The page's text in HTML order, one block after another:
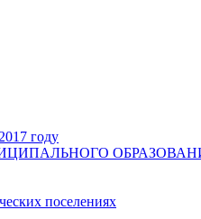
году
поселениях